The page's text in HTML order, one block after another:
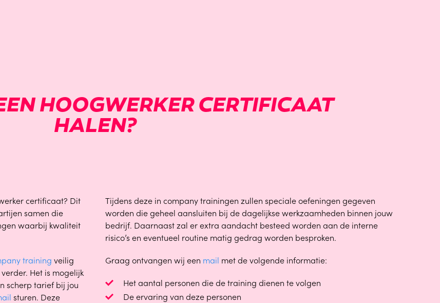
HOOGWERKER CERTIFICAAT
HALEN?
certificaat? Dit
samen die
waarbij kwaliteit
training veilig
Het is mogelijk
scherp tarief bij jou
sturen. Deze
Tijdens deze in company trainingen zullen speciale oefeningen gegeven
worden die geheel aansluiten bij de dagelijkse werkzaamheden binnen jouw
bedrijf. Daarnaast zal er extra aandacht besteed worden aan de interne
risico’s en eventueel routine matig gedrag worden besproken.
Graag ontvangen wij een mail met de volgende informatie:
Het aantal personen die de training dienen te volgen
De ervaring van deze personen